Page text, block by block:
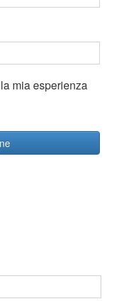
mia esperienza